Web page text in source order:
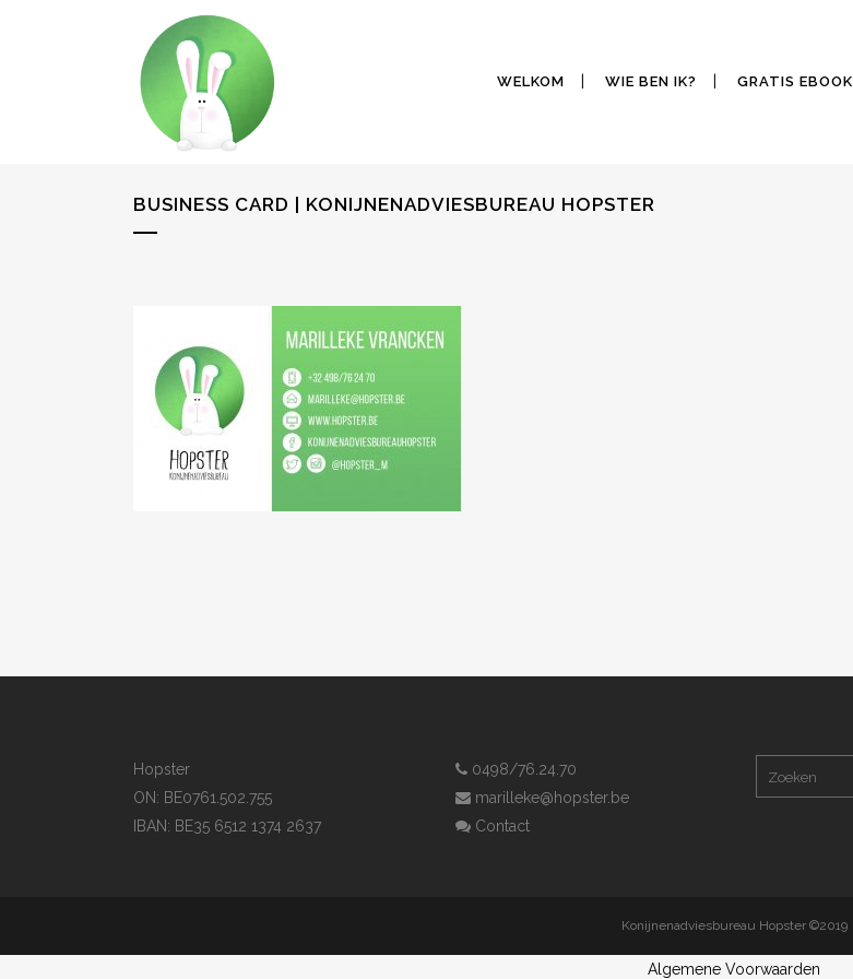
WELKOM WIE BEN IK? GRATIS EBOOK
BUSINESS CARD | KONIJNENADVIESBUREAU HOPSTER
Hopster
ON: BE0761.502.755
IBAN: BE35 6512 1374 2637
0498/76.24.70
marilleke@hopster.be
Contact
Konijnenadviesbureau Hopster ©2019
Algemene Voorwaarden